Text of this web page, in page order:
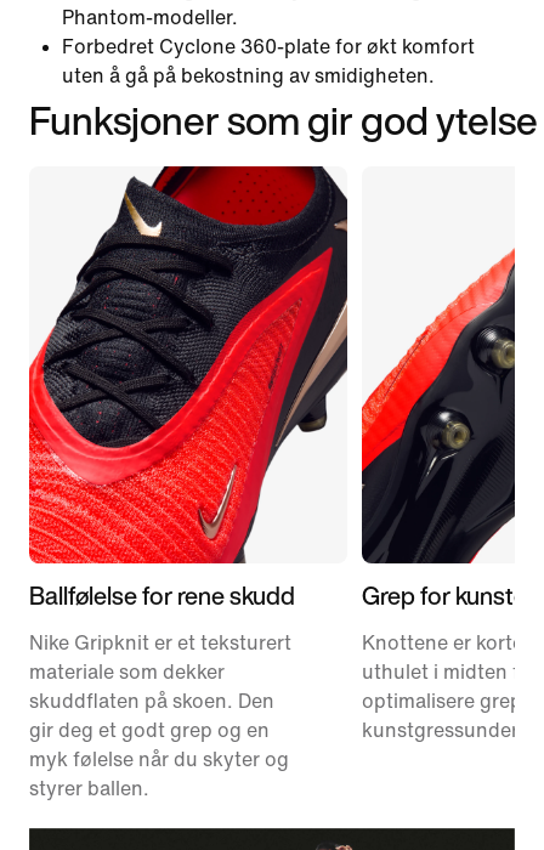
Phantom-modeller.
Forbedret Cyclone 360-plate for økt komfort
uten å gå på bekostning av smidigheten.
Funksjoner som gir god ytelse
Ballfølelse for rene skudd
Nike Gripknit er et teksturert
materiale som dekker
skuddflaten på skoen. Den
gir deg et godt grep og en
myk følelse når du skyter og
styrer ballen.
Grep for
Knottene er
uthulet i midten for
optimalisere grepet